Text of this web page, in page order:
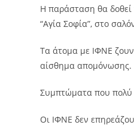
Η παράσταση θα δοθεί
“Αγία Σοφία”, στο
Τα άτομα με ΙΦΝΕ
αίσθημα απομόνωσης.
Συμπτώματα που πολύ
Οι ΙΦΝΕ δεν